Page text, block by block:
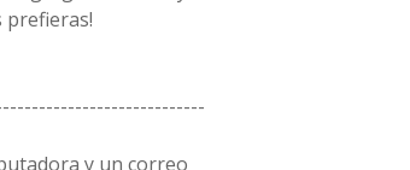
prefieras!
y un correo